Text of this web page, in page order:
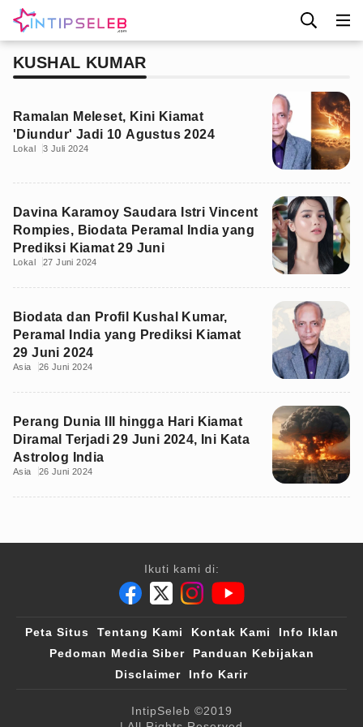
KUSHAL KUMAR
Ramalan Meleset, Kini Kiamat
'Diundur' Jadi 10 Agustus 2024
Lokal 3 Juli 2024
Davina Karamoy Saudara Istri Vincent
Rompies, Biodata Peramal India yang
Prediksi Kiamat 29 Juni
Lokal 27 Juni 2024
Biodata dan Profil Kushal Kumar,
Peramal India yang Prediksi Kiamat
29 Juni 2024
Asia 26 Juni 2024
Perang Dunia III hingga Hari Kiamat
Diramal Terjadi 29 Juni 2024, Ini Kata
Astrolog India
Asia 26 Juni 2024
Ikuti kami di:
Peta Situs Tentang Kami Kontak Kami
Info Iklan
Pedoman Media Siber
Panduan Kebijakan
Disclaimer
Info Karir
IntipSeleb ©2019